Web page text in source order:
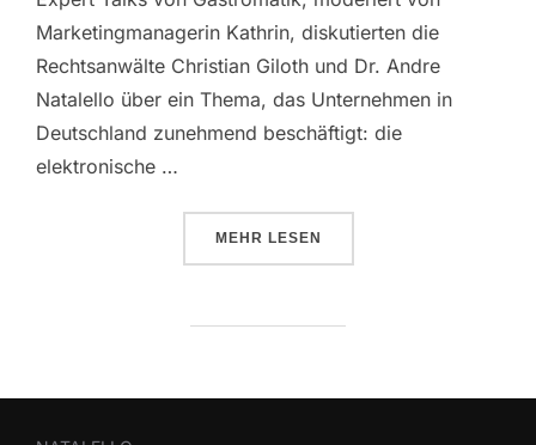
Marketingmanagerin Kathrin, diskutierten die
Rechtsanwälte Christian Giloth und Dr. Andre
Natalello über ein Thema, das Unternehmen in
Deutschland zunehmend beschäftigt: die
elektronische …
MEHR LESEN